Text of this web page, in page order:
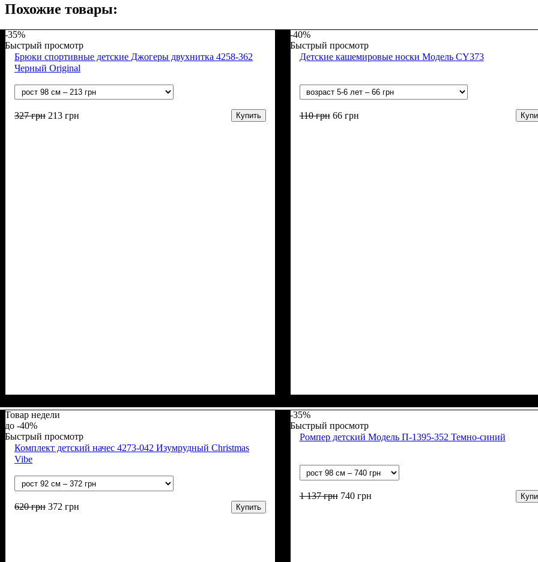
Похожие товары:
-35%
Быстрый просмотр
Брюки спортивные детские Джогеры двухнитка 4258-362
Черный Original
327грн 213 грн Купить
-40%
Быстрый просмотр
Детские кашемировые носки Модель CY373
110грн 66грн
Товар недели
-40%
Быстрый просмотр
Комплект детский начес 4273-042 Изумрудный Christmas
Vibe
620грн 372 грн Купить
-35%
Быстрый просмотр
Ромпер детский Модель П-1395-352 Темно-синий
1 137грн 740грн